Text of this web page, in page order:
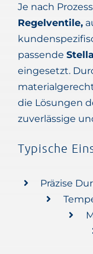
Je nach
Regelventile,
passende
eingesetzt.
die Lösungen
zuverlässige
Typische
Präzise